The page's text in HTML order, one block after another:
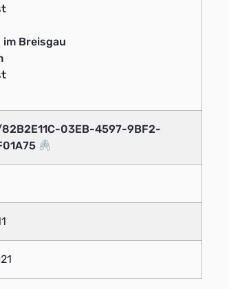
Breisgau
82B2E11C-03EB-4597-9BF2-